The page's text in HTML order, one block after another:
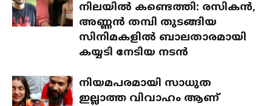
നിലയിൽ കണ്ടെത്തി: രസികൻ,
അണ്ണൻ തമ്പി തുടങ്ങിയ
സിനിമകളിൽ ബാലതാരമായി
കയ്യടി നേടിയ നടൻ
നിയമപരമായി സാധുത
ഇല്ലാത്ത വിവാഹം ആണ്